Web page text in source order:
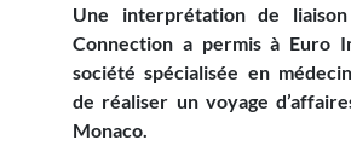
Une interprétation de
Connection a permis à Euro
société spécialisée en
de réaliser un voyage
Monaco.